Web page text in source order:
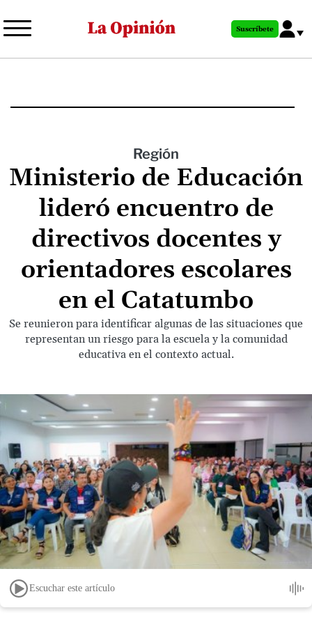
al
principal
Suscríbete
Región
Ministerio de Educación
lideró encuentro de
directivos docentes y
orientadores escolares
en el Catatumbo
Se reunieron para identificar algunas de las situaciones que
representan un riesgo para la escuela y la comunidad
educativa en el contexto actual.
Escuchar este artículo